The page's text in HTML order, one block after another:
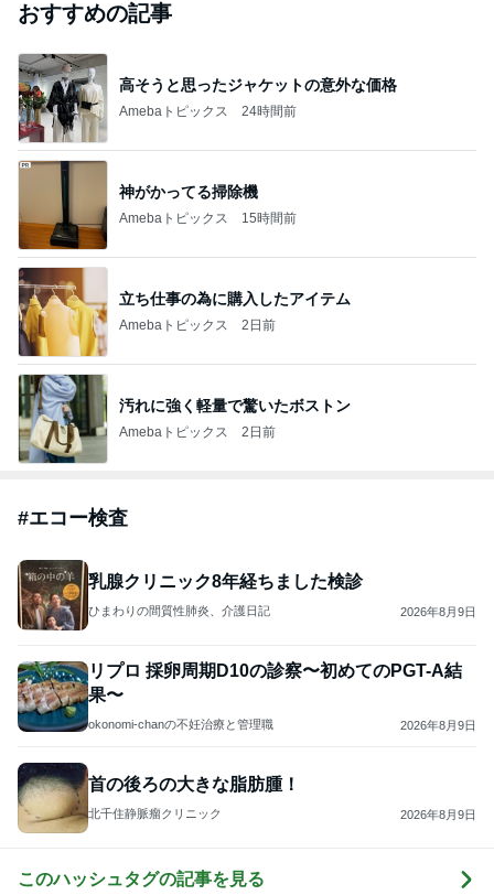
おすすめの記事
高そうと思ったジャケットの意外な価格
Amebaトピックス 24時間前
神がかってる掃除機
Amebaトピックス 15時間前
立ち仕事の為に購入したアイテム
Amebaトピックス 2日前
汚れに強く軽量で驚いたボストン
Amebaトピックス 2日前
#エコー検査
乳腺クリニック8年経ちました検診
ひまわりの間質性肺炎、介護日記 2026年8月9日
リプロ 採卵周期D10の診察〜初めてのPGT-A結
果〜
okonomi-chanの不妊治療と管理職 2026年8月9日
首の後ろの大きな脂肪腫！
北千住静脈瘤クリニック 2026年8月9日
このハッシュタグの記事を見る